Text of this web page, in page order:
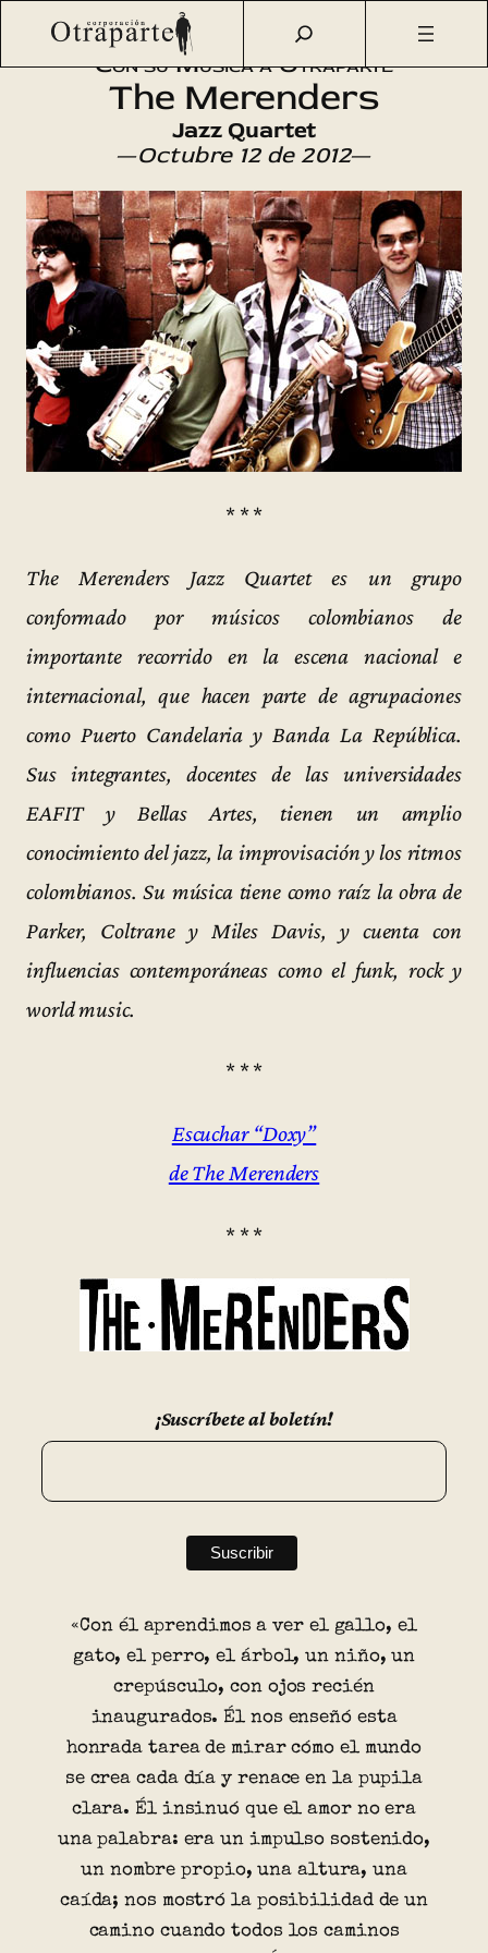
Saltar
Otraparte.org /Agenda Cultural Música Concierto
Con su Música a Otraparte
The Merenders
Jazz Quartet
—Octubre 12 de 2012—
* * *
The Merenders Jazz Quartetes un grupo
conformado por músicos colombianos de
importante recorrido en la escena nacional e
internacional, que hacen parte de agrupaciones
como Puerto Candelaria y Banda La República.
Sus integrantes, docentes de las universidades
EAFIT y Bellas Artes, tienen un amplio
conocimiento del jazz, la improvisación y los ritmos
colombianos. Su música tiene como raíz la obra de
Parker, Coltrane y Miles Davis, y cuenta con
influencias contemporáneas como el funk, rock y
world music.
* * *
Escuchar “Doxy”
de The Merenders
* * *
¡Suscríbete al boletín!
«Con él aprendimos a ver el gallo, el
gato, el perro, el árbol, un niño, un
crepúsculo, con ojos recién
inaugurados. Él nos enseñó esta
honrada tarea de mirar cómo el mundo
se crea cada día y renace en la pupila
clara. Él insinuó que el amor no era
una palabra: era un impulso sostenido,
un nombre propio, una altura, una
caída; nos mostró la posibilidad de un
camino cuando todos los caminos